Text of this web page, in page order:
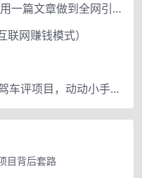
网创公众号个人ip项目，仅用一篇文章做到全网引流！
网赚钱模式）
《188个赚钱项目-183》有驾车评项目，动动小手，复制粘贴赚44元！
目背后套路